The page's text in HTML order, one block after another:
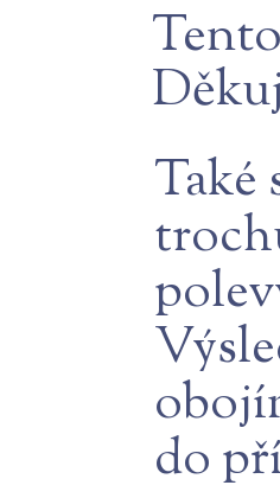
Také
do